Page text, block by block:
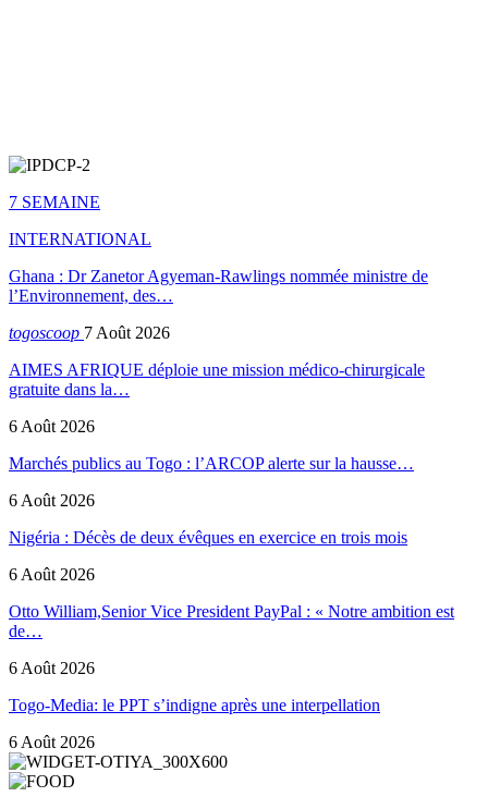
7 SEMAINE
INTERNATIONAL
Ghana : Dr Zanetor Agyeman-Rawlings nommée ministre de
l’Environnement, des…
togoscoop 7 Août 2026
AIMES AFRIQUE déploie une mission médico-chirurgicale
gratuite dans la…
6 Août 2026
Marchés publics au Togo : l’ARCOP alerte sur la hausse…
6 Août 2026
Nigéria : Décès de deux évêques en exercice en trois mois
6 Août 2026
Otto William,Senior Vice President PayPal : « Notre ambition est
de…
6 Août 2026
Togo-Media: le PPT s’indigne après une interpellation
6 Août 2026